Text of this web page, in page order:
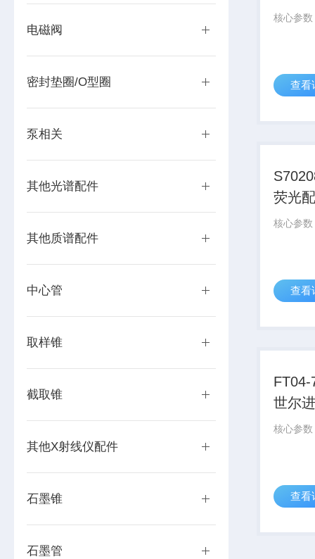
电磁阀
密封垫圈/O型圈
泵相关
其他光谱配件
其他质谱配件
中心管
取样锥
截取锥
其他X射线仪配件
石墨锥
石墨管
戴安
查看
荧光
查看
FT04-
世尔
查看